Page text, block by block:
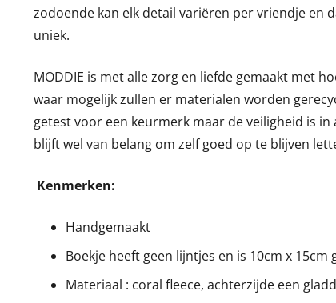
zodoende kan elk detail variëren per vriendje en
uniek.
MODDIE is met alle zorg en liefde gemaakt met
waar mogelijk zullen er materialen worden
getest voor een keurmerk maar de veiligheid is in
blijft wel van belang om zelf goed op te blijven
Kenmerken:
Handgemaakt
Boekje heeft geen lijntjes en is 10cm x 15cm
Materiaal : coral fleece, achterzijde een